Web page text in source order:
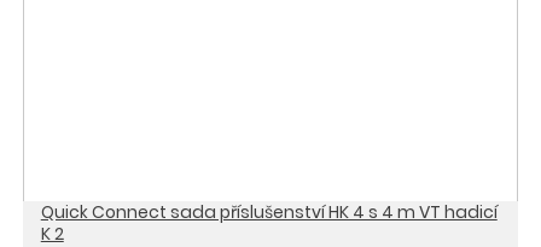
Quick Connect sada příslušenství HK 4 s 4 m VT hadicí
K 2